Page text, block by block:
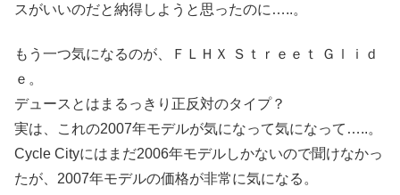
スがいいのだと納得しようと思ったのに…..。
もう一つ気になるのが、ＦＬＨＸ Ｓｔｒｅｅｔ Ｇｌｉｄ
ｅ。
デュースとはまるっきり正反対のタイプ？
実は、これの2007年モデルが気になって気になって…..。
Cycle Cityにはまだ2006年モデルしかないので聞けなかっ
たが、2007年モデルの価格が非常に気になる。